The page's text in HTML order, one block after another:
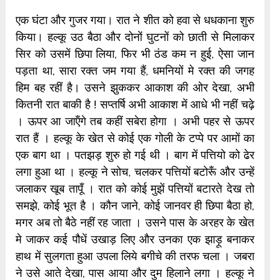
एक घंटा और गुजर गया। रात ने शीत को हवा से धधकाना शुरु
किया। हल्कू उठ बैठा और दोनों घुटनों को छाती से मिलाकर
सिर को उसमें छिपा लिया, फिर भी ठंड कम न हुई, ऐसा जान
पड़ता था, सारा रक्त जम गया हैं, धमनियों मे रक्त की जगह
हिम बह रहीं है। उसने झुककर आकाश की ओर देखा, अभी
कितनी रात बाकी है ! सप्तर्षि अभी आकाश में आधे भी नहीं चढ़े
। ऊपर आ जाऍंगे तब कहीं सबेरा होगा । अभी पहर से ऊपर
रात हैं । हल्कू के खेत से कोई एक गोली के टप्पे पर आमों का
एक बाग था । पतझड़ शुरु हो गई थी । बाग में पत्तियो को ढेर
लगा हुआ था । हल्कू ने सोच, चलकर पत्तियों बटोरूँ और उन्हें
जलाकर खूब तापूँ । रात को कोई मुझें पत्तियों बटारते देख तो
समझे, कोई भूत है । कौन जाने, कोई जानवर ही छिपा बैठा हो,
मगर अब तो बैठे नहीं रह जाता । उसने पास के अरहर के खेत
मे जाकर कई पौधें उखाड़ लिए और उनका एक झाड़ू बनाकर
हाथ में सुलगता हुआ उपला लिये बगीचे की तरफ चला । जबरा
ने उसे आते देखा, पास आया और दुम हिलाने लगा । हल्कू ने